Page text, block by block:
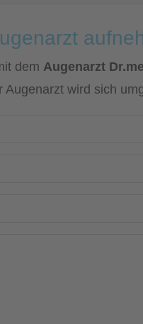
dem Augenarzt
wird sich